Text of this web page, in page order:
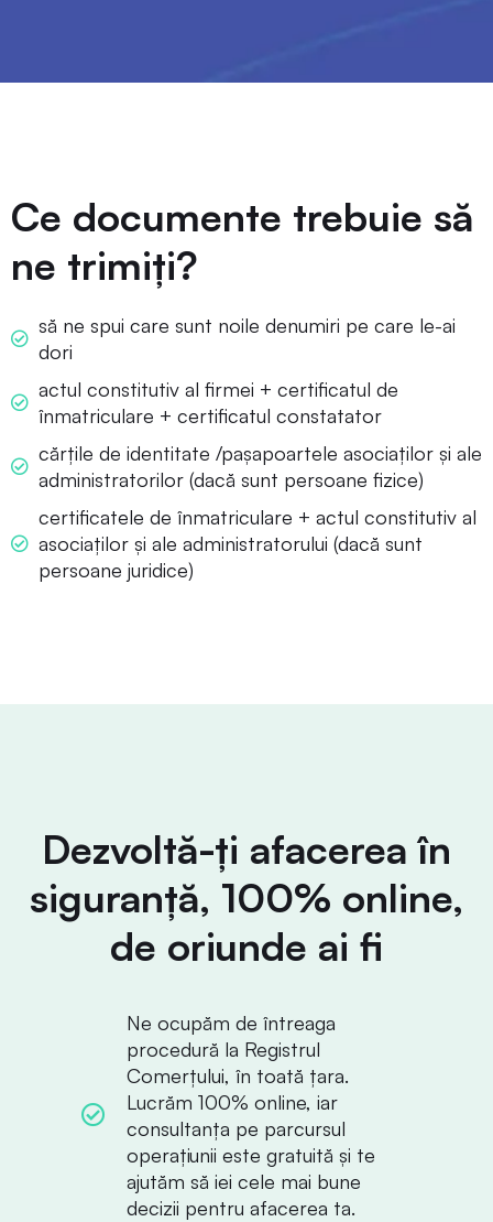
Ce documente trebuie să
ne trimiți?
să ne spui care sunt noile denumiri pe care le-ai
dori
actul constitutiv al firmei + certificatul de
înmatriculare + certificatul constatator
cărțile de identitate /pașapoartele asociaților și ale
administratorilor (dacă sunt persoane fizice)
certificatele de înmatriculare + actul constitutiv al
asociaților și ale administratorului (dacă sunt
persoane juridice)
Dezvoltă-ți afacerea în
siguranță, 100% online,
de oriunde ai fi
Ne ocupăm de întreaga
procedură la Registrul
Comerțului, în toată țara.
Lucrăm 100% online, iar
consultanța pe parcursul
operațiunii este gratuită și te
ajutăm să iei cele mai bune
decizii pentru afacerea ta.